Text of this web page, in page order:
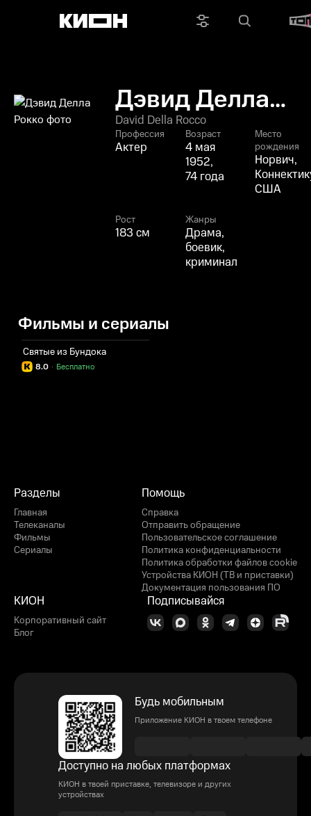
Дэвид Делла
Рокко
David Della Rocco
Профессия
Актер
Возраст
4 мая
1952,
74 года
Место
рождения
Норвич,
США
Рост
183 см
Жанры
Драма,
боевик,
криминал
Фильмы и сериалы
Святые из Бундока
8.0 Бесплатно
·
Разделы
Главная
Телеканалы
Фильмы
Сериалы
Помощь
Справка
Отправить обращение
Пользовательское соглашение
Политика конфиденциальности
Политика обработки файлов cookie
Устройства КИОН (ТВ и приставки)
Документация пользования ПО
КИОН
Корпоративный сайт
Блог
Подписывайся
Будь мобильным
Приложение КИОН в твоем телефоне
Доступно на любых платформах
КИОН в твоей приставке, телевизоре и других
устройствах